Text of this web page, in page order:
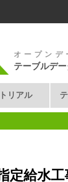
オープンデ
テーブルデ
リアル
定給水